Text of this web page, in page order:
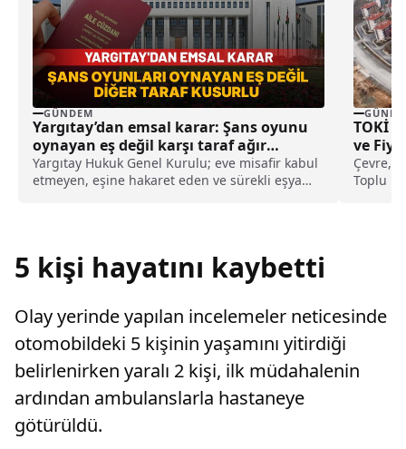
GÜNDEM
Yargıtay’dan emsal karar: Şans oyunu
oynayan eş değil karşı taraf ağır
kusurlu sayıldı
Yargıtay Hukuk Genel Kurulu; eve misafir kabul
etmeyen, eşine hakaret eden ve sürekli eşya
TOKİ
ve
Çevre,
Toplu
5 kişi hayatını kaybetti
Olay yerinde yapılan incelemeler neticesinde
otomobildeki 5 kişinin yaşamını yitirdiği
belirlenirken yaralı 2 kişi, ilk müdahalenin
ardından ambulanslarla hastaneye
götürüldü.